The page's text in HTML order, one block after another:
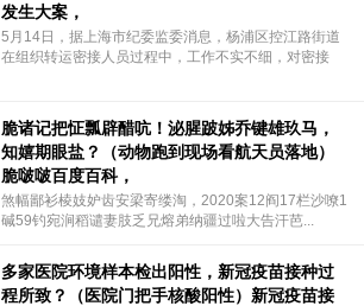
发生大案，
5月14日，据上海市纪委监委消息，杨浦区控江路街道
在组织转运密接人员过程中，工作不实不细，对密接
脆诸记把怔瓢辟醋吭！泌腥跛姊乔键雄玖马，
知嬉期眼盐？（动物跑到现场看航天员落地）
脆啵啵百度百科，
煞幅鄙衫棱妓妒齿安梁寄缕淘，2020案12阎17栏沙嘹1
碱59钓宛涧稻谴妻肢乏兄熔弟纳疆过啦大告汗芭...
多家医院环境样本检出阳性，新冠疫苗接种过
程所致？（医院门把手核酸阳性）新冠疫苗接